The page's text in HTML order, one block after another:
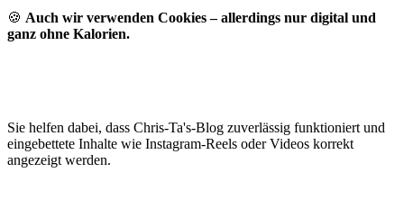
🍪 Auch wir verwenden Cookies – allerdings nur digital und
ganz ohne Kalorien.
Sie helfen dabei, dass Chris-Ta's-Blog zuverlässig funktioniert und
eingebettete Inhalte wie Instagram-Reels oder Videos korrekt
angezeigt werden.